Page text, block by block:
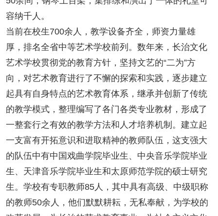
容纳千人。
当前在校生700余人，教学设备齐全，师资力量雄
厚，排名全省中等艺术学校前列。数年来，长治文化
艺术学校贯彻党的教育方针，坚持文艺的“二为”方
向，对艺术教育进行了不懈的探索和实践，逐步建立
起具有自身特点的艺术教育体系，继承并创新了传统
的教学模式，整理编写了各门各类专业教材，形成了
一整套行之有效的教学方法和人才培养机制。建立起
一支富有开拓意识和进取精神的教师队伍，这支强大
的队伍中有中国戏曲学院毕业生、中央音乐学院毕业
生、天津音乐学院毕业生和太原师范学院的硕士研究
生。学校有专职教师85人，其中具有高级、中级职称
的教师50余人，他们默默耕耘，无私奉献，为学校的